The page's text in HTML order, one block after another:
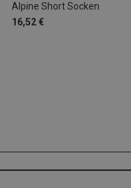
Alpine Short Socken
16,52 €